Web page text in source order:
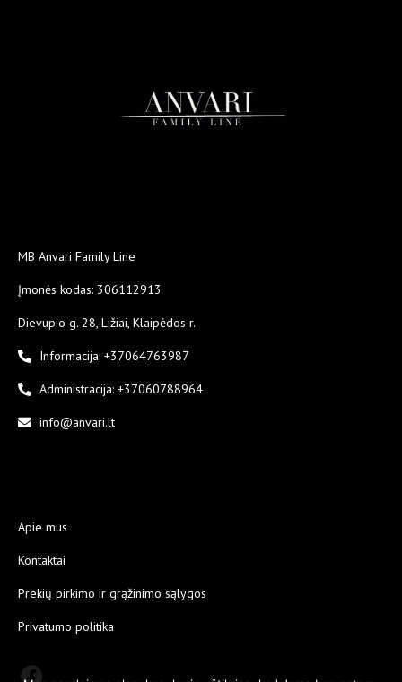
MB Anvari Family Line
Įmonės kodas: 306112913
Dievupio g. 28, Ližiai, Klaipėdos r.
Informacija: +37064763987
Administracija: +37060788964
info@anvari.lt
Apie mus
Kontaktai
Prekių pirkimo ir grąžinimo sąlygos
Privatumo politika